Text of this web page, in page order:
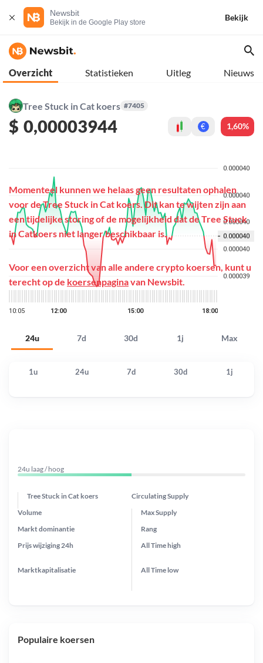
Newsbit
Bekijk in de Google Play store
Bekijk
Overzicht Statistieken Uitleg Nieuws
Tree Stuck in Cat koers #7405
$ 0,00003944 € 1,60%
24u 7d 30d 1j Max
Momenteel kunnen we helaas geen resultaten ophalen
voor de Tree Stuck in Cat koers. Dit kan te wijten zijn aan
een tijdelijke storing of de mogelijkheid dat de Tree Stuck
in Catkoers niet langer beschikbaar is.
Voor een overzicht van alle andere crypto koersen, kunt u
terecht op de koersenpaginavan Newsbit.
1u 24u 7d 30d 1j
24u laag / hoog
Tree Stuck in Cat koers Circulating Supply
Prijs wijziging 24h
Max Supply
Markt dominantie
Marktkapitalisatie
Volume
Rang
All Timehigh
All Time low
Populaire koersen